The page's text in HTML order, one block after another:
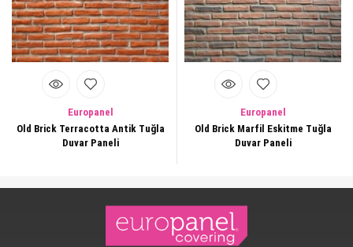
Europanel
Old Brick Terracotta Antik Tuğla
Duvar Paneli
Europanel
Old Brick Marfil Eskitme Tuğla
Duvar Paneli